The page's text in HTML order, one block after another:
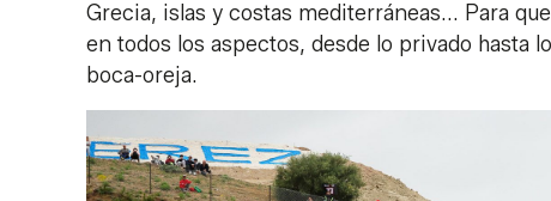
Grecia, islas y costas mediterráneas... Para que
en todos los aspectos, desde lo privado hasta
boca-oreja.